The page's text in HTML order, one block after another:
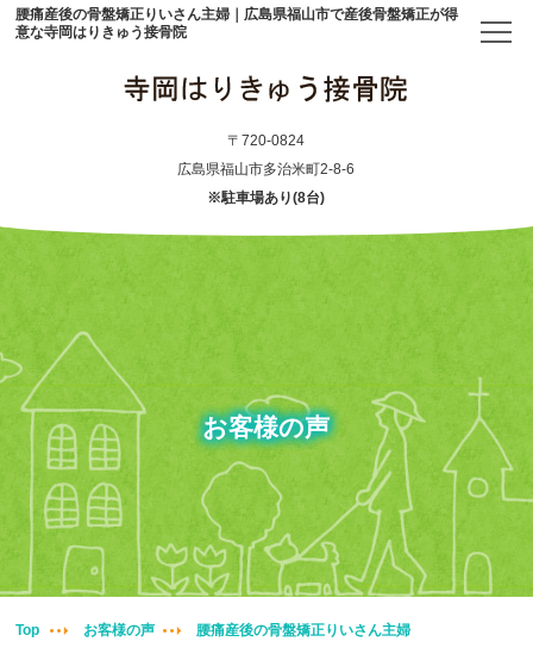
腰痛産後の骨盤矯正りいさん主婦｜広島県福山市で産後骨盤矯正が得
意な寺岡はりきゅう接骨院
〒720-0824
広島県福山市多治米町2-8-6
※駐車場あり(8台)
初めての方へ
アクセス
メニュー・料金表
産後骨盤矯正
妊婦整体
お客様の声
Top お客様の声 腰痛産後の骨盤矯正りいさん主婦